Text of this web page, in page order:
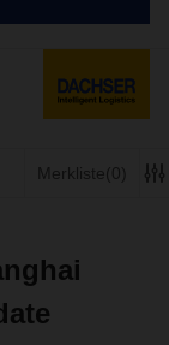
Merkliste(0)